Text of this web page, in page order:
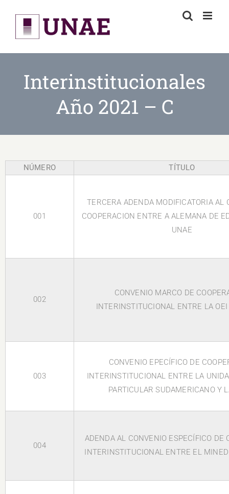
content
Interinstitucionales
Año 2021 – C
NÚMERO TÍTULO
001
TERCERA ADENDA MODIFICATORIA AL
COOPERACION ENTRE A ALEMANA DE
UNAE
002
CONVENIO MARCO DE
INTERINSTITUCIONAL ENTRE LA
003
CONVENIO EPECÍFICO DE
INTERINSTITUCIONAL ENTRE LA
PARTICULAR SUDAMERICANO Y
004
ADENDA AL CONVENIO ESPECÍFICO DE
INTERINSTITUCIONAL ENTRE EL